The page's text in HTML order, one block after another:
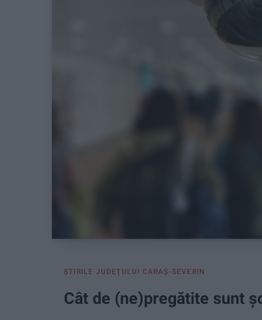
ŞTIRILE JUDEŢULUI CARAŞ-SEVERIN
Cât de (ne)pregătite sunt